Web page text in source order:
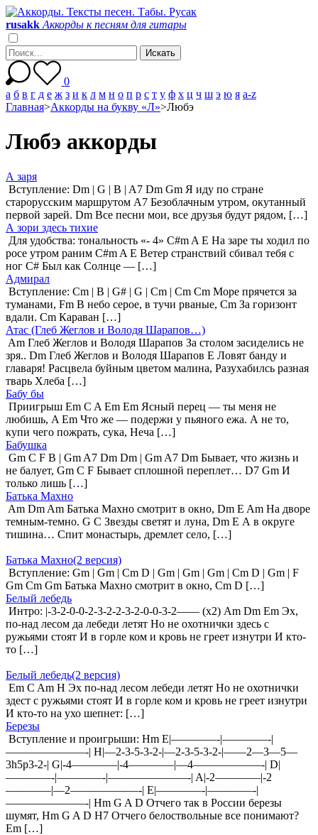
rusakk Аккорды к песням для гитары
0
а б в г д е ж з и к л м н о п р с т у ф х ц ч ш э ю я a-z
Главная>Аккорды на букву «Л»>Любэ
Любэ аккорды
А заря
Вступление: Dm | G | B | A7 Dm Gm Я иду по стране
старорусским маршрутом A7 Безоблачным утром, окутанный
первой зарей. Dm Все песни мои, все друзья будут рядом, […]
А зори здесь тихие
Для удобства: тональность «- 4» C#m A E На заре ты ходил по
росе утром раним C#m A E Ветер странствий сбивал тебя с
ног C# Был как Солнце — […]
Адмирал
Вступление: Cm | B | G# | G | Cm | Cm Сm Море прячется за
туманами, Fm В небо серое, в тучи рваные, Cm За горизонт
вдали. Cm Караван […]
Атас (Глеб Жеглов и Володя Шарапов…)
Am Глеб Жеглов и Володя Шарапов За столом засиделись не
зря.. Dm Глеб Жеглов и Володя Шарапов Е Ловят банду и
главаря! Расцвела буйным цветом малина, Разухабилсь разная
тварь Хлеба […]
Бабу бы
Приигрыш Em C A Em Em Ясный перец — ты меня не
любишь, A Em Что же — подержи у пьяного ежа. А не то,
купи чего пожрать, сука, Неча […]
Бабушка
Gm C F B | Gm A7 Dm Dm | Gm A7 Dm Бывает, что жизнь и
не балует, Gm C F Бывает сплошной переплет… D7 Gm И
только лишь […]
Батька Махно
Am Dm Am Батька Махно смотрит в окно, Dm E Am На дворе
темным-темно. G C Звезды светят и луна, Dm E А в округе
тишина… Спит монастырь, дремлет село, […]
Батька Махно(2 версия)
Вступление: Gm | Gm | Cm D | Gm | Gm | Gm | Cm D | Gm | F
Gm Cm Gm Батька Махно смотрит в окно, Cm D […]
Белый лебедь
Интро: |-3-2-0-0-2-3-2-2-3-2-0-0-3-2—— (x2) Am Dm Em Эх,
по-над лесом да лебеди летят Но не охотнички здесь с
ружьями стоят И в горле ком и кровь не греет изнутри И кто-
то […]
Белый лебедь(2 версия)
Em C Am H Эх по-над лесом лебеди летят Но не охотнички
здест с ружьями стоят И в горле ком и кровь не греет изнутри
И кто-то на ухо шепнет: […]
Березы
Вступление и проигрыши: Hm E|————-|————-|
———————-| H|—2-3-5-3-2-|—2-3-5-3-2-|——2—3—5—
3h5p3-2-| G|-4————|-4————|—4——————-| D|
————-|————-|———————-| A|-2————|-2
————|—2——————-| E|————-|————-|
———————-| Hm G A D Отчего так в России березы
шумят, Hm G A D H7 Отчего белоствольные все понимают?
Em […]